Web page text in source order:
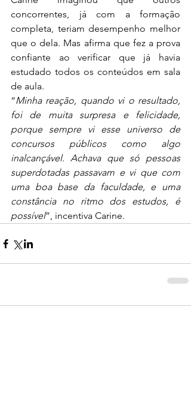
concorrentes, já com a formação
completa, teriam desempenho melhor
que o dela. Mas afirma que fez a prova
confiante ao verificar que já havia
estudado todos os conteúdos em sala
de aula.
“Minha reação, quando vi o resultado,
foi de muita surpresa e felicidade,
porque sempre vi esse universo de
concursos públicos como algo
inalcançável. Achava que só pessoas
superdotadas passavam e vi que com
uma boa base da faculdade, e uma
constância no ritmo dos estudos, é
possível”, incentiva Carine.